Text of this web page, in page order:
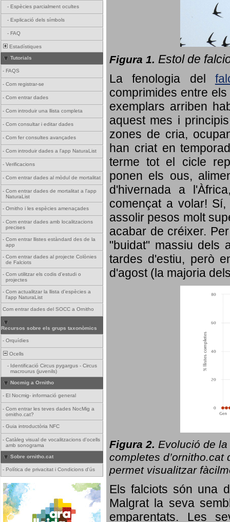
- Espècies parcialment ocultes
- Explicació dels símbols
- FAQ
Estadístiques
Tutorials
- FAQS
- Com registrar-se
- Com entrar dades
- Com introduir una llista completa
- Com consultar i editar dades
- Com fer consultes avançades
- Com introduir dades a l'app NaturaList
- Verificacions
- Com entrar dades al mòdul de mortalitat
- Com entrar dades de mortalitat a l'app
NaturaList
- Ornitho i les espècies amenaçades
- Com entrar dades amb localitzacions
precises
- Com entrar llistes estàndard des de la
app
- Com entrar dades al projecte Colònies
de Falciots
- Com utilitzar els codis d'estudi o
projectes
- Com actualitzar la llista d'espècies a
l'app NaturaList
Com entrar dades del SOCC a Ornitho
Recursos sobre els grups taxonòmics
- Orquídies
Ocells
- Identificació Circus pygargus - Circus
macrourus (juvenils)
Nocmig a Ornitho
- El Nocmig- informació general
- Com entrar les teves dades NocMig a
ornitho.cat?
- Guia introductòria NFC
- Catàleg visual de vocalitzacions d'ocells
amb sonograma
Sobre ornitho.cat
- Política de privacitat i Condicions d'ús
Figura 1. Estol de
La fenologia del
comprimides entre
exemplars arriben
aquest mes i
zones de cria,
han criat en
terme tot el cicle
ponen els ous,
d'hivernada a
començat a volar!
assolir pesos molt
acabar de créixer.
"buidat" massiu dels
tardes d'estiu, però
d'agost (la majoria
Figura 2. Evolució de la
completes d’ornitho.cat
permet visualitzar
Els falciots són una
Malgrat la seva
emparentats. Les